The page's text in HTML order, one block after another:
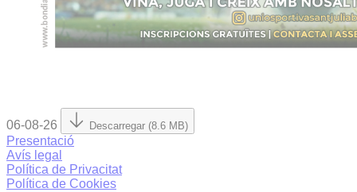
06-08-26 Descarregar (8.6 MB)
Presentació
Avís legal
Política de Privacitat
Política de Cookies